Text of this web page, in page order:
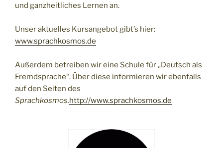
und ganzheitliches Lernen an.
Unser aktuelles Kursangebot gibt’s hier:
www.sprachkosmos.de
Außerdem betreiben wir eine Schule für „Deutsch als
Fremdsprache“. Über diese informieren wir ebenfalls
auf den Seiten des
Sprachkosmos.http://www.sprachkosmos.de